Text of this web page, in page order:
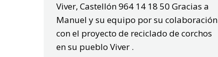
Viver, Castellón 964 14 18 50 Gracias a
Manuel y su equipo por su colaboración
con el proyecto de reciclado de corchos
en su pueblo Viver .